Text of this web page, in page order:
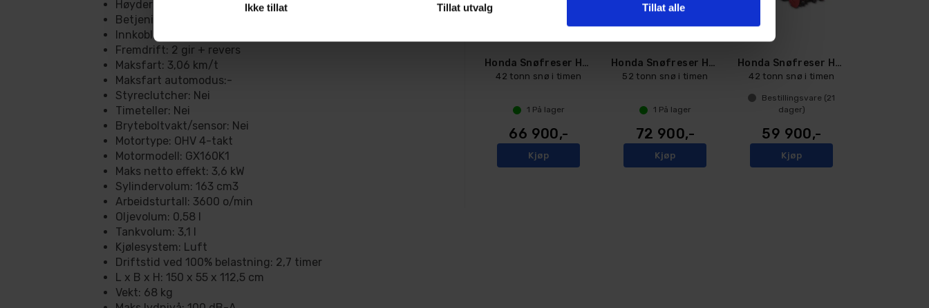
Ikke tillat Tillat utvalg Tillat alle
Høyderegulering snøhus: Ja
Betjening utkast: Manuell
Innkobling fresesystem: Manuell
Fremdrift: 2 gir + revers
Maksfart: 3,06 km/t
Maksfart automodus:-
Styreclutcher: Nei
Timeteller: Nei
Bryteboltvakt/sensor: Nei
Motortype: OHV 4-takt
Motormodell: GX160K1
Maks netto effekt: 3,6 kW
Sylindervolum: 163 cm3
Arbeidsturtall: 3600 o/min
Oljevolum: 0,58 l
Tankvolum: 3,1 l
Kjølesystem: Luft
Driftstid ved 100% belastning: 2,7 timer
L x B x H: 150 x 55 x 112,5 cm
Vekt: 68 kg
Honda Snøfreser HSS 760A ETD
42 tonn snø i timen
1 På lager
66 900,-
Kjøp
Honda Snøfreser HSS 970A ETD
52 tonn snø i timen
1 På lager
72 900,-
Kjøp
Honda Snøfreser HSS760A ET
42 tonn snø i timen
Bestillingsvare (21
dager)
59 900,-
Kjøp